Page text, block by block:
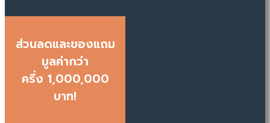
ส่วนลดและของแถม
มูลค่ากว่า
ครึ่ง 1,000,000
บาท!